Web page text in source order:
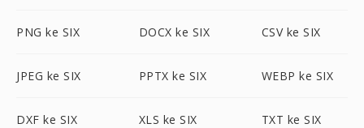
PNG ke SIX DOCX ke SIX CSV ke SIX
JPEG ke SIX PPTX ke SIX WEBP ke SIX
DXF ke SIX XLS ke SIX TXT ke SIX